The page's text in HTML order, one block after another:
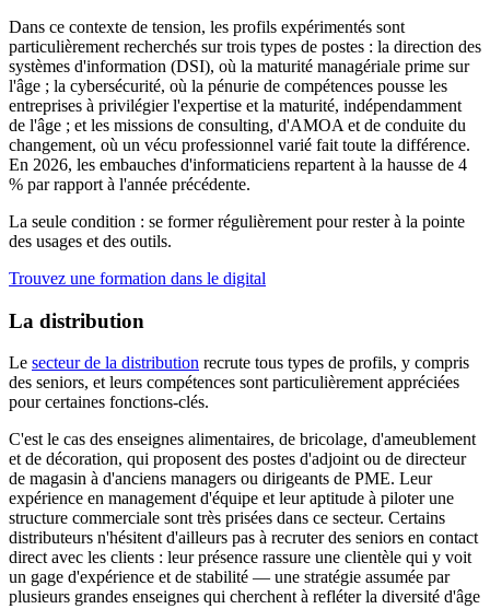
Dans ce contexte de tension, les profils expérimentés sont
particulièrement recherchés sur trois types de postes : la direction des
systèmes d'information (DSI), où la maturité managériale prime sur
l'âge ; la cybersécurité, où la pénurie de compétences pousse les
entreprises à privilégier l'expertise et la maturité, indépendamment
de l'âge ; et les missions de consulting, d'AMOA et de conduite du
changement, où un vécu professionnel varié fait toute la différence.
En 2026, les embauches d'informaticiens repartent à la hausse de 4
% par rapport à l'année précédente.
La seule condition : se former régulièrement pour rester à la pointe
des usages et des outils.
Trouvez une formation dans le digital
La distribution
Le secteur de la distribution recrute tous types de profils, y compris
des seniors, et leurs compétences sont particulièrement appréciées
pour certaines fonctions-clés.
C'est le cas des enseignes alimentaires, de bricolage, d'ameublement
et de décoration, qui proposent des postes d'adjoint ou de directeur
de magasin à d'anciens managers ou dirigeants de PME. Leur
expérience en management d'équipe et leur aptitude à piloter une
structure commerciale sont très prisées dans ce secteur. Certains
distributeurs n'hésitent d'ailleurs pas à recruter des seniors en contact
direct avec les clients : leur présence rassure une clientèle qui y voit
un gage d'expérience et de stabilité — une stratégie assumée par
plusieurs grandes enseignes qui cherchent à refléter la diversité d'âge